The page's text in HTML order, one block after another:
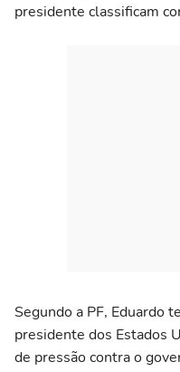
presidente classificam
Segundo a PF, Eduardo
presidente dos Estados
de pressão contra o